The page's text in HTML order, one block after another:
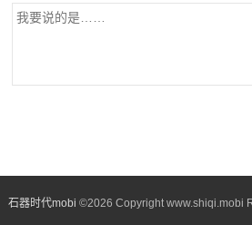
石器时代mobi ©2026 Copyright www.shiqi.mobi